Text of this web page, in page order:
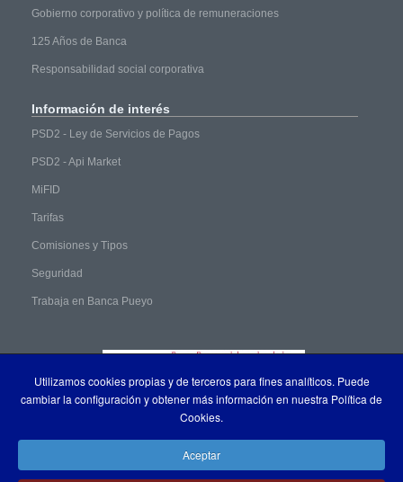
Gobierno corporativo y política de remuneraciones
125 Años de Banca
Responsabilidad social corporativa
Información de interés
PSD2 - Ley de Servicios de Pagos
PSD2 - Api Market
MiFID
Tarifas
Comisiones y Tipos
Seguridad
Trabaja en Banca Pueyo
Utilizamos cookies propias y de terceros para fines analíticos. Puede
cambiar la configuración y obtener más información en nuestra Política de
Cookies.
Aceptar